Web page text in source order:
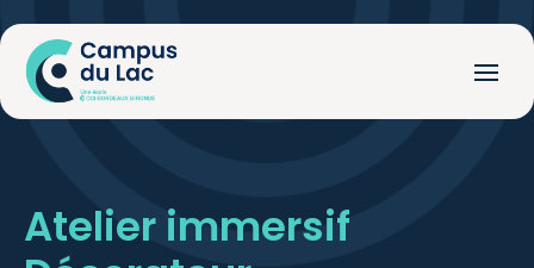
Atelier immersif